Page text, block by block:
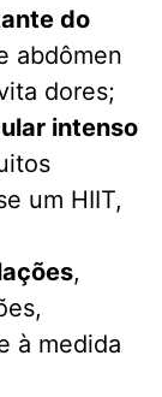
do
abdômen
dores;
intenso
um HIIT,
,
à medida